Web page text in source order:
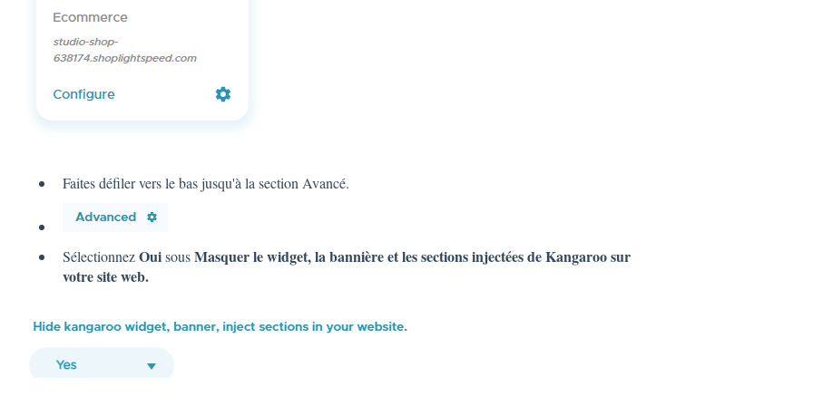
Faites défiler vers le bas jusqu'à la section Avancé.
SélectionnezOuisousMasquer le widget, la bannière et les sections injectées de Kangaroo sur
votre site web.